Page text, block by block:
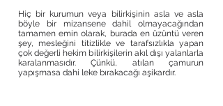
Hiç bir kurumun veya bilirkişinin asla ve asla
böyle bir mizansene dahil olmayacağından
tamamen emin olarak, burada en üzüntü veren
şey, mesleğini titizlikle ve tarafsızlıkla yapan
çok değerli hekim bilirkişilerin akıl dışı yalanlarla
karalanmasıdır. Çünkü, atılan çamurun
yapışmasa dahi leke bırakacağı aşikardır.